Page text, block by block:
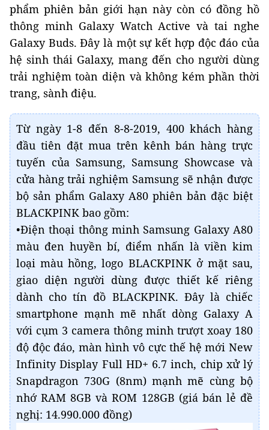
phẩm phiên bản giới hạn này còn có đồng hồ
thông minh Galaxy Watch Active và tai nghe
Galaxy Buds. Đây là một sự kết hợp độc đáo của
hệ sinh thái Galaxy, mang đến cho người dùng
trải nghiệm toàn diện và không kém phần thời
trang, sành điệu.
Từ ngày 1-8 đến 8-8-2019, 400 khách hàng
đầu tiên đặt mua trên kênh bán hàng trực
tuyến của Samsung, Samsung Showcase và
cửa hàng trải nghiệm Samsung sẽ nhận được
bộ sản phẩm Galaxy A80 phiên bản đặc biệt
BLACKPINK bao gồm:
•Điện thoại thông minh Samsung Galaxy A80
màu đen huyền bí, điểm nhấn là viền kim
loại màu hồng, logo BLACKPINK ở mặt sau,
giao diện người dùng được thiết kế riêng
dành cho tín đồ BLACKPINK. Đây là chiếc
smartphone mạnh mẽ nhất dòng Galaxy A
với cụm 3 camera thông minh trượt xoay 180
độ độc đáo, màn hình vô cực thế hệ mới New
Infinity Display Full HD+ 6.7 inch, chip xử lý
Snapdragon 730G (8nm) mạnh mẽ cùng bộ
nhớ RAM 8GB và ROM 128GB (giá bán lẻ đề
nghị: 14.990.000 đồng)